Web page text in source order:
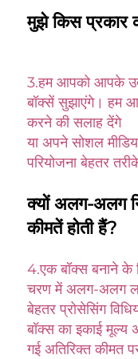
मुझे किस प्रकार
3.हम आपको आपके
बॉक्सें सुझाएंगे। हम
करने की सलाह देंगे
या अपने सोशल
परियोजना बेहतर
क्यों अलग-अलग
कीमतें होती हैं?
4.एक बॉक्स बनाने
चरण में अलग-अलग
बेहतर प्रोसेसिंग
बॉक्स का इकाई मूल्य
गई अतिरिक्त कीमत